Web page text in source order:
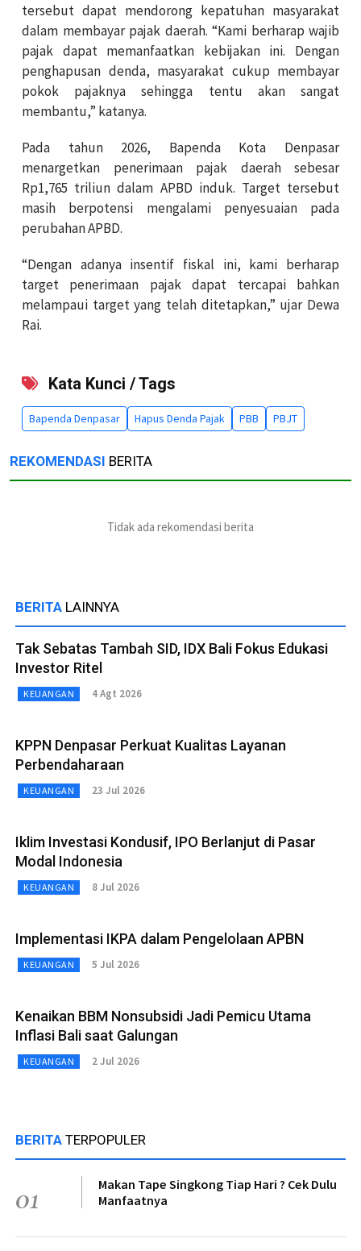
tersebut dapat mendorong kepatuhan masyarakat
dalam membayar pajak daerah. “Kami berharap wajib
pajak dapat memanfaatkan kebijakan ini. Dengan
penghapusan denda, masyarakat cukup membayar
pokok pajaknya sehingga tentu akan sangat
membantu,” katanya.
Pada tahun 2026, Bapenda Kota Denpasar
menargetkan penerimaan pajak daerah sebesar
Rp1,765 triliun dalam APBD induk. Target tersebut
masih berpotensi mengalami penyesuaian pada
perubahan APBD.
“Dengan adanya insentif fiskal ini, kami berharap
target penerimaan pajak dapat tercapai bahkan
melampaui target yang telah ditetapkan,” ujar Dewa
Rai.
Kata Kunci / Tags
Bapenda Denpasar Hapus Denda Pajak PBB PBJT
REKOMENDASI BERITA
Tidak ada rekomendasi berita
BERITA LAINNYA
Tak Sebatas Tambah SID, IDX Bali Fokus Edukasi
Investor Ritel
KEUANGAN 4 Agt 2026
KPPN Denpasar Perkuat Kualitas Layanan
Perbendaharaan
KEUANGAN 23 Jul 2026
Iklim Investasi Kondusif, IPO Berlanjut di Pasar
Modal Indonesia
KEUANGAN 8 Jul 2026
Implementasi IKPA dalam Pengelolaan APBN
KEUANGAN 5 Jul 2026
Kenaikan BBM Nonsubsidi Jadi Pemicu Utama
Inflasi Bali saat Galungan
KEUANGAN 2 Jul 2026
BERITA TERPOPULER
01
Makan Tape Singkong Tiap Hari ? Cek Dulu
Manfaatnya